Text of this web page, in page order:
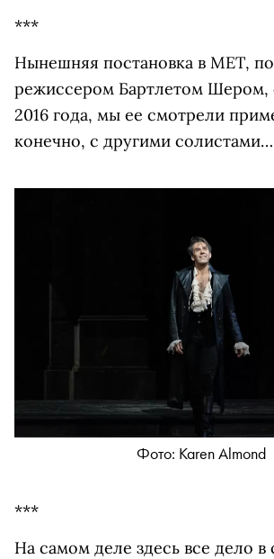
***
Нынешняя постановка в МЕТ,
режиссером Бартлетом Шером,
2016 года, мы ее смотрели
конечно, с другими солистами…
Фото: Karen Almond
***
На самом деле здесь все дело в